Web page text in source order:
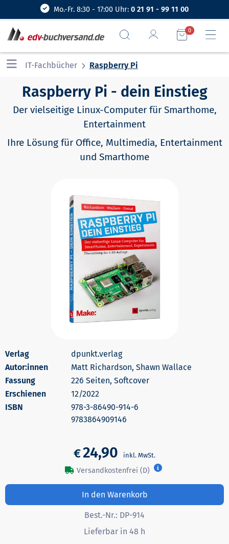
Mo.-Fr. 8:30 - 17:00 Uhr: 0 21 91 - 99 11 00
0
IT-Fachbücher Raspberry Pi
Raspberry Pi - dein Einstieg
Der vielseitige Linux-Computer für Smarthome,
Entertainment
Ihre Lösung für Office, Multimedia, Entertainment
und Smarthome
dpunkt.verlag
Autor:innen
Matt Richardson, Shawn Wallace
226 Seiten, Softcover
Erschienen
12/2022
978-3-86490-914-6
9783864909146
€24,90
Versandkostenfrei (D)
In den Warenkorb
Best.-Nr.: DP-914
Lieferbar in 48 h